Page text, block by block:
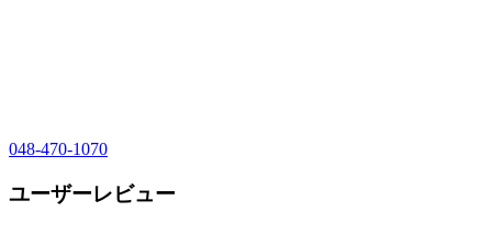
048-470-1070
ユーザーレビュー